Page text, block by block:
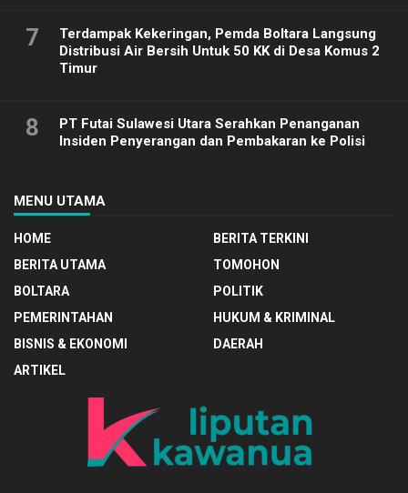
7
Terdampak Kekeringan, Pemda Boltara Langsung
Distribusi Air Bersih Untuk 50 KK di Desa Komus 2
Timur
8
PT Futai Sulawesi Utara Serahkan Penanganan
Insiden Penyerangan dan Pembakaran ke Polisi
MENU UTAMA
HOME
BERITA TERKINI
BERITA UTAMA
TOMOHON
BOLTARA
POLITIK
PEMERINTAHAN
HUKUM & KRIMINAL
BISNIS & EKONOMI
DAERAH
ARTIKEL